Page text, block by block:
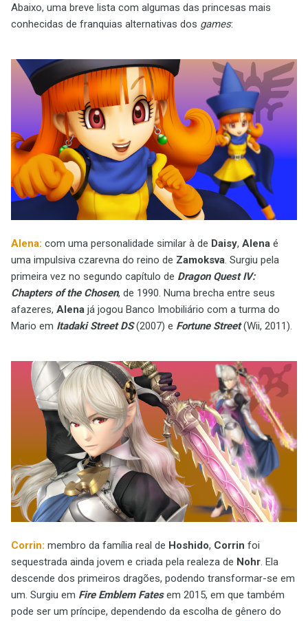
Abaixo, uma breve lista com algumas das princesas mais
conhecidas de franquias alternativas dos games:
Alena: com uma personalidade similar à de Daisy, Alena é
uma impulsiva czarevna do reino de Zamoksva. Surgiu pela
primeira vez no segundo capítulo de Dragon Quest IV:
Chapters of the Chosen, de 1990. Numa brecha entre seus
afazeres, Alena já jogou Banco Imobiliário com a turma do
Mario em Itadaki Street DS(2007) e Fortune Street(Wii, 2011).
Corrin: membro da família real de Hoshido, Corrin foi
sequestrada ainda jovem e criada pela realeza de Nohr. Ela
descende dos primeiros dragões, podendo transformar-se em
um. Surgiu em Fire Emblem Fatesem 2015, em que também
pode ser um príncipe, dependendo da escolha de gênero do